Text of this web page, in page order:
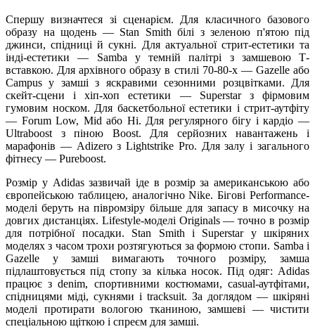
Спершу визначтеся зі сценарієм. Для класичного базового
образу на щодень — Stan Smith білі з зеленою п'ятою під
джинси, спідниці й сукні. Для актуальної стрит-естетики та
інді-естетики — Samba у темній палітрі з замшевою Т-
вставкою. Для архівного образу в стилі 70-80-х — Gazelle або
Campus у замші з яскравими сезонними розцвітками. Для
скейт-сцени і хіп-хоп естетики — Superstar з фірмовим
гумовим носком. Для баскетбольної естетики і стрит-аутфіту
— Forum Low, Mid або Hi. Для регулярного бігу і кардіо —
Ultraboost з піною Boost. Для серйозних навантажень і
марафонів — Adizero з Lightstrike Pro. Для залу і загального
фітнесу — Pureboost.
Розмір у Adidas зазвичай іде в розмір за американською або
європейською таблицею, аналогічно Nike. Бігові Performance-
моделі беруть на півромзіру більше для запасу в мисочку на
довгих дистанціях. Lifestyle-моделі Originals — точно в розмір
для потрібної посадки. Stan Smith і Superstar у шкіряних
моделях з часом трохи розтягуються за формою стопи. Samba і
Gazelle у замші вимагають точного розміру, замша
підлаштовується під стопу за кілька носок. Під одяг: Adidas
працює з denim, спортивними костюмами, casual-аутфітами,
спідницями міді, сукнями і tracksuit. За доглядом — шкіряні
моделі протирати вологою тканиною, замшеві — чистити
спеціальною щіткою і спреєм для замші.